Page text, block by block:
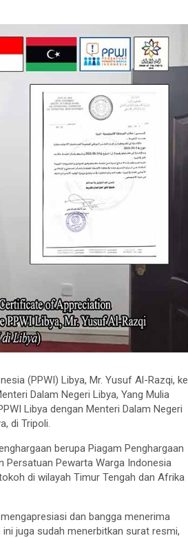
(PPWI) Libya, Mr. Yusuf Al-Razqi, ke
Dalam Negeri Libya, Yang Mulia
Libya dengan Menteri Dalam Negeri
di Tripoli.
berupa Piagam Penghargaan
Pewarta Warga Indonesia
di wilayah Timur Tengah dan Afrika
dan bangga menerima
juga sudah menerbitkan surat resmi,